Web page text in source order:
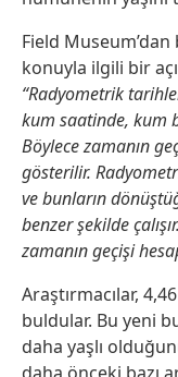
Field
konuyla ilgili bir
“Radyometrik
kum saatinde, kum
Böylece zamanın
gösterilir.
ve bunların
benzer şekilde
zamanın geçişi
Araştırmacılar,
buldular. Bu yeni
daha yaşlı